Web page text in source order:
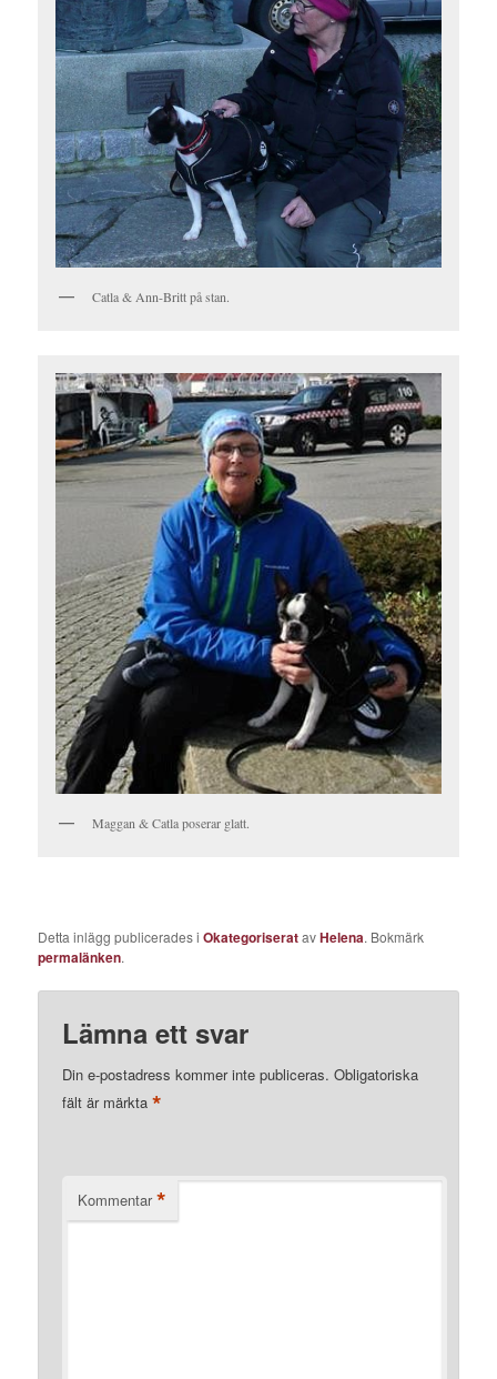
Catla & Ann-Britt på stan.
Maggan & Catla poserar glatt.
Detta inlägg publicerades iOkategoriseratavHelena. Bokmärk
permalänken.
Lämna ett svar
Din e-postadress kommer inte publiceras. Obligatoriska
fält är märkta*
Kommentar *